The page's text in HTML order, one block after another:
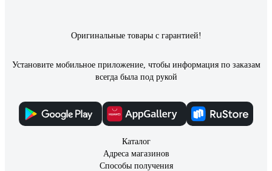
Оригинальные товары с гарантией!
Установите мобильное приложение, чтобы информация по заказам
всегда была под рукой
Каталог
Адреса магазинов
Способы получения